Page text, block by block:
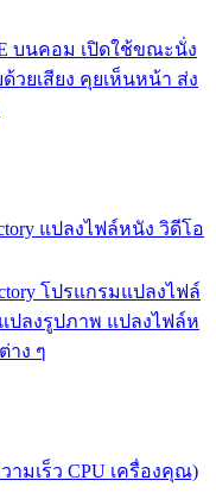
บนคอม เปิดใช้ขณะนั่ง
วยเสียง คุยเห็นหน้า ส่ง
แปลงไฟล์หนัง วิดีโอ
โปรแกรมแปลงไฟล์
ปลงรูปภาพ แปลงไฟล์ห
าง ๆ
ามเร็ว CPU เครื่องคุณ)